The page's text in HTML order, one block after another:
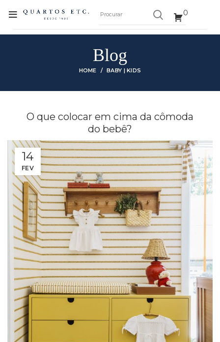
0
Blog
HOME BABY | KIDS
O que colocar em cima da cômoda
do bebê?
14
FEV